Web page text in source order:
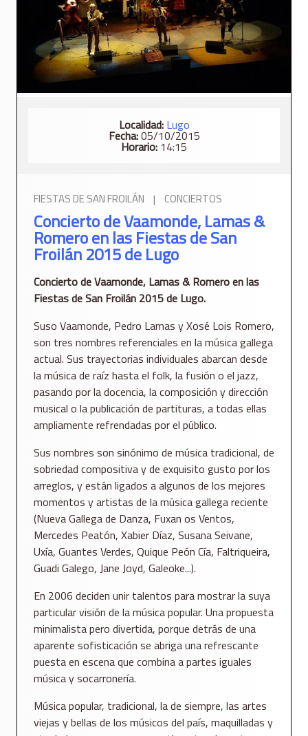
Localidad: Lugo
Fecha:05/10/2015
Horario: 14:15
FIESTAS DE SAN FROILÁN | CONCIERTOS
Concierto de Vaamonde, Lamas &
Romero en las Fiestas de San
Froilán 2015 de Lugo
Concierto de Vaamonde, Lamas & Romero en las
Fiestas de San Froilán 2015 de Lugo.
Suso Vaamonde, Pedro Lamas y Xosé Lois Romero,
son tres nombres referenciales en la música gallega
actual. Sus trayectorias individuales abarcan desde
la música de raíz hasta el folk, la fusión o el jazz,
pasando por la docencia, la composición y dirección
musical o la publicación de partituras, a todas ellas
ampliamente refrendadas por el público.
Sus nombres son sinónimo de música tradicional, de
sobriedad compositiva y de exquisito gusto por los
arreglos, y están ligados a algunos de los mejores
momentos y artistas de la música gallega reciente
(Nueva Gallega de Danza, Fuxan os Ventos,
Mercedes Peatón, Xabier Díaz, Susana Seivane,
Uxía, Guantes Verdes, Quique Peón Cía, Faltriqueira,
Guadi Galego, Jane Joyd, Galeoke...).
En 2006 deciden unir talentos para mostrar la suya
particular visión de la música popular. Una propuesta
minimalista pero divertida, porque detrás de una
aparente sofisticación se abriga una refrescante
puesta en escena que combina a partes iguales
música y socarronería.
Música popular, tradicional, la de siempre, las artes
viejas y bellas de los músicos del país, maquilladas y